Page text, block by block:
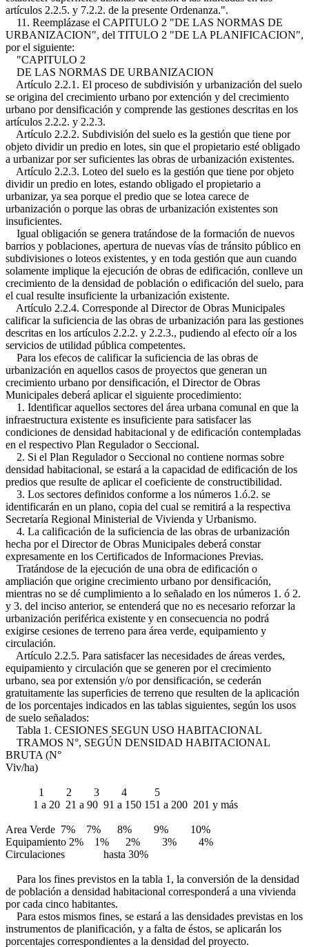
artículos 2.2.5. y 7.2.2. de la presente Ordenanza.".
11. Reemplázase el CAPITULO 2 "DE LAS NORMAS DE
URBANIZACION", del TITULO 2 "DE LA PLANIFICACION",
por el siguiente:
"CAPITULO 2
DE LAS NORMAS DE URBANIZACION
Artículo 2.2.1. El proceso de subdivisión y urbanización del suelo
se origina del crecimiento urbano por extención y del crecimiento
urbano por densificación y comprende las gestiones descritas en los
artículos 2.2.2. y 2.2.3.
Artículo 2.2.2. Subdivisión del suelo es la gestión que tiene por
objeto dividir un predio en lotes, sin que el propietario esté obligado
a urbanizar por ser suficientes las obras de urbanización existentes.
Artículo 2.2.3. Loteo del suelo es la gestión que tiene por objeto
dividir un predio en lotes, estando obligado el propietario a
urbanizar, ya sea porque el predio que se lotea carece de
urbanización o porque las obras de urbanización existentes son
insuficientes.
Igual obligación se genera tratándose de la formación de nuevos
barrios y poblaciones, apertura de nuevas vías de tránsito público en
subdivisiones o loteos existentes, y en toda gestión que aun cuando
solamente implique la ejecución de obras de edificación, conlleve un
crecimiento de la densidad de población o edificación del suelo, para
el cual resulte insuficiente la urbanización existente.
Artículo 2.2.4. Corresponde al Director de Obras Municipales
calificar la suficiencia de las obras de urbanización para las gestiones
descritas en los artículos 2.2.2. y 2.2.3., pudiendo al efecto oír a los
servicios de utilidad pública competentes.
Para los efecos de calificar la suficiencia de las obras de
urbanización en aquellos casos de proyectos que generan un
crecimiento urbano por densificación, el Director de Obras
Municipales deberá aplicar el siguiente procedimiento:
1. Identificar aquellos sectores del área urbana comunal en que la
infraestructura existente es insuficiente para satisfacer las
condiciones de densidad habitacional y de edificación contempladas
en el respectivo Plan Regulador o Seccional.
2. Si el Plan Regulador o Seccional no contiene normas sobre
densidad habitacional, se estará a la capacidad de edificación de los
predios que resulte de aplicar el coeficiente de constructibilidad.
3. Los sectores definidos conforme a los números 1.ó.2. se
identificarán en un plano, copia del cual se remitirá a la respectiva
Secretaría Regional Ministerial de Vivienda y Urbanismo.
4. La calificación de la suficiencia de las obras de urbanización
hecha por el Director de Obras Municipales deberá constar
expresamente en los Certificados de Informaciones Previas.
Tratándose de la ejecución de una obra de edificación o
ampliación que origine crecimiento urbano por densificación,
mientras no se dé cumplimiento a lo señalado en los números 1. ó 2.
y 3. del inciso anterior, se entenderá que no es necesario reforzar la
urbanización periférica existente y en consecuencia no podrá
exigirse cesiones de terreno para área verde, equipamiento y
circulación.
Artículo 2.2.5. Para satisfacer las necesidades de áreas verdes,
equipamiento y circulación que se generen por el crecimiento
urbano, sea por extensión y/o por densificación, se cederán
gratuitamente las superficies de terreno que resulten de la aplicación
de los porcentajes indicados en las tablas siguientes, según los usos
de suelo señalados:
Tabla 1. CESIONES SEGUN USO HABITACIONAL
TRAMOS N°, SEGÚN DENSIDAD HABITACIONAL
BRUTA (N°
Viv/ha)
1 2 3 4 5
1 a 20 21 a 90 91 a 150 151 a 200 201 y más
Area Verde 7% 7% 8% 9% 10%
Equipamiento 2% 1% 2% 3% 4%
Circulaciones hasta 30%
Para los fines previstos en la tabla 1, la conversión de la densidad
de población a densidad habitacional corresponderá a una vivienda
por cada cinco habitantes.
Para estos mismos fines, se estará a las densidades previstas en los
instrumentos de planificación, y a falta de éstos, se aplicarán los
porcentajes correspondientes a la densidad del proyecto.